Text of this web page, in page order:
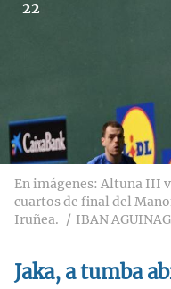
22
En imágenes: Altuna III
cuartos de final del
Iruñea.
IBAN
Jaka, a tumba